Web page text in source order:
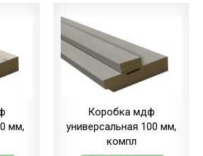
мм,
Коробка мдф
универсальная 100 мм,
компл